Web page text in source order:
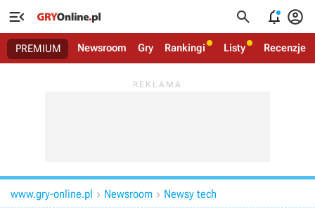
   
PREMIUM Newsroom Gry Rankingi Listy Recenzje
www.gry-online.pl  Newsroom  Newsy tech